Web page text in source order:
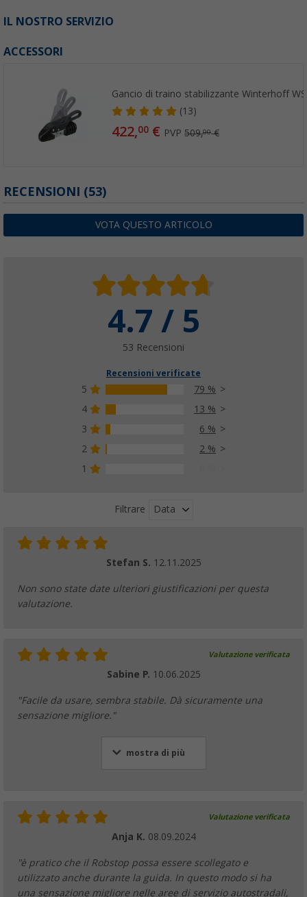
IL NOSTRO SERVIZIO
ACCESSORI
Gancio di traino stabilizzante Winterhoff
(13)
422,00 € PVP509,00€
RECENSIONI (53)
VOTA QUESTO ARTICOLO
4.7 / 5
53 Recensioni
Recensioni verificate
5
79 %
4
13 %
3
6 %
2
2 %
1
Filtrare Data
Stefan S. 12.11.2025
Non sono state date ulteriori giustificazioni per questa
valutazione.
Valutazione verificata
Sabine P. 10.06.2025
"Facile da usare, sembra stabile. Dà sicuramente una
sensazione migliore."
mostra di più
Valutazione verificata
Anja K. 08.09.2024
"è pratico che il Robstop possa essere scollegato e
utilizzato anche durante la guida. In questo modo si ha
una sensazione migliore nelle aree di servizio autostradali,